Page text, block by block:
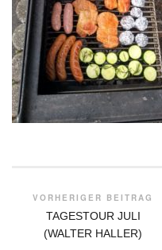
VORHERIGER BEITRAG
TAGESTOUR JULI
(WALTER HALLER)